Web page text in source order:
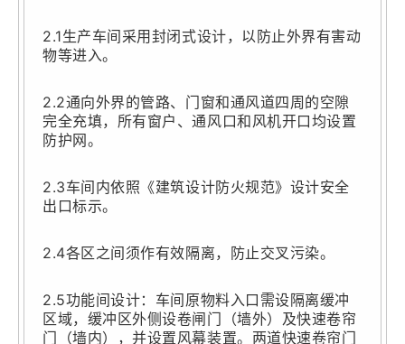
2.1生产车间采用封闭式设计，以防止外界有害动
物等进入。
2.2通向外界的管路、门窗和通风道四周的空隙
完全充填，所有窗户、通风口和风机开口均设置
防护网。
2.3车间内依照《建筑设计防火规范》设计安全
出口标示。
2.4各区之间须作有效隔离，防止交叉污染。
2.5功能间设计：车间原物料入口需设隔离缓冲
区域，缓冲区外侧设卷闸门（墙外）及快速卷帘
门（墙内），并设置风幕装置。两道快速卷帘门